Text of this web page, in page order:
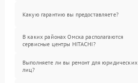
Какую гарантию вы предоставляете?
В каких районах Омска располагаются
сервисные центры HITACHI?
Выполняете ли вы ремонт для юридических
лиц?